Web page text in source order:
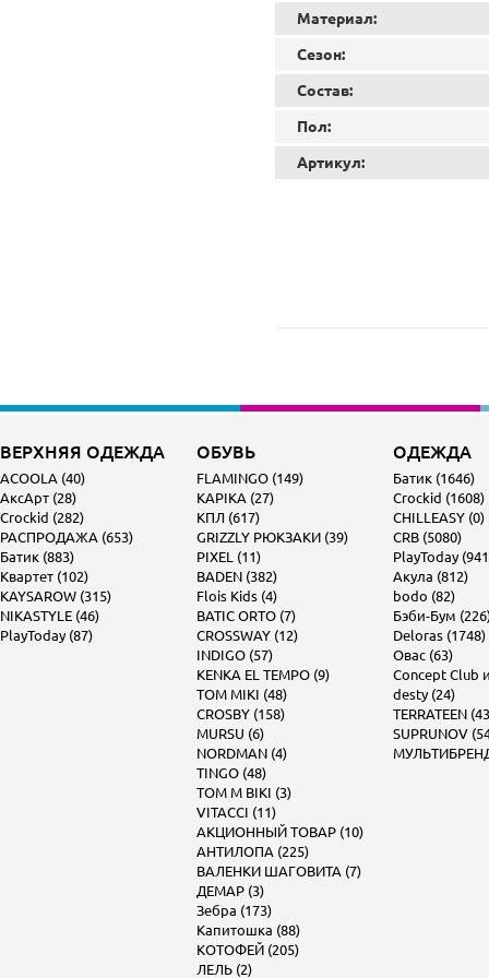
Материал:
Сезон:
Состав:
Пол:
Артикул:
ВЕРХНЯЯ ОДЕЖДА
ACOOLA (40)
АксАрт (28)
Crockid (282)
РАСПРОДАЖА (653)
Батик (883)
Квартет (102)
KAYSAROW (315)
NIKASTYLE (46)
PlayToday (87)
ОБУВЬ
FLAMINGO (149)
KAPIKA (27)
КПЛ (617)
GRIZZLY РЮКЗАКИ (39)
PIXEL (11)
BADEN (382)
Flois Kids (4)
BATIC ORTO (7)
CROSSWAY (12)
INDIGO (57)
KENKA EL TEMPO (9)
TOM MIKI (48)
CROSBY (158)
MURSU (6)
NORDMAN (4)
TINGO (48)
TOM M BIKI (3)
VITACCI (11)
АКЦИОННЫЙ ТОВАР (10)
АНТИЛОПА (225)
ВАЛЕНКИ ШАГОВИТА (7)
ДЕМАР (3)
Зебра (173)
Капитошка (88)
КОТОФЕЙ (205)
ЛЕЛЬ (2)
ОДЕЖДА
Батик (1646)
Crockid (1608)
CHILLEASY (0)
CRB (5080)
PlayToday
Акула (812)
bodo (82)
Бэби-Бум
Deloras (1748)
Овас (63)
Concept Club
desty (24)
TERRATEEN
SUPRUNOV